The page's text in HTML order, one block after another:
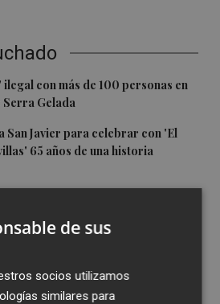
con más de 100 personas en
Gelada
San Javier para celebrar con 'El
65 años de una historia
el contrato de
de sus
socios utilizamos
similares para